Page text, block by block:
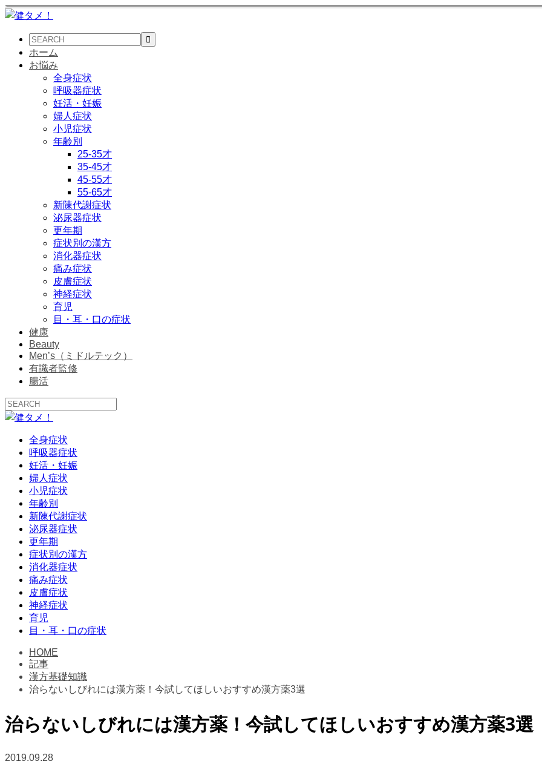
ホーム
お悩み
全身症状
呼吸器症状
妊活・妊娠
婦人症状
小児症状
年齢別
25-35才
35-45才
45-55才
55-65才
新陳代謝症状
泌尿器症状
更年期
症状別の漢方
消化器症状
痛み症状
皮膚症状
神経症状
育児
目・耳・口の症状
健康
Beauty
Men’s（ミドルテック）
有識者監修
腸活
全身症状
呼吸器症状
妊活・妊娠
婦人症状
小児症状
年齢別
新陳代謝症状
泌尿器症状
更年期
症状別の漢方
消化器症状
痛み症状
皮膚症状
神経症状
育児
目・耳・口の症状
HOME
記事
漢方基礎知識
治らないしびれには漢方薬！今試してほしいおすすめ漢方薬3選
治らないしびれには漢方薬！今試してほしいおすすめ漢方薬3選
2019.09.28